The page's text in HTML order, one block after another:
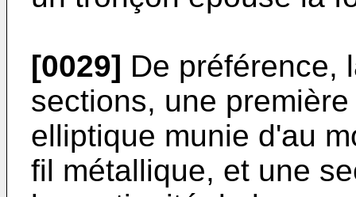
[0029] De préférence,
sections, une
elliptique munie d'au
fil métallique, et une